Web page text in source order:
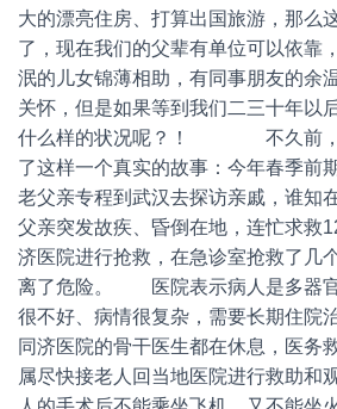
大的漂亮住房、打算出国旅游，那么
了，现在我们的父辈有单位可以依靠
泯的儿女锦薄相助，有同事朋友的余
关怀，但是如果等到我们二三十年以
什么样的状况呢？！ 不久前，
了这样一个真实的故事：今年春季前
老父亲专程到武汉去探访亲戚，谁知
父亲突发故疾、昏倒在地，连忙求救
济医院进行抢救，在急诊室抢救了几
离了危险。 医院表示病人是多器
很不好、病情很复杂，需要长期住院
同济医院的骨干医生都在休息，医务
属尽快接老人回当地医院进行救助